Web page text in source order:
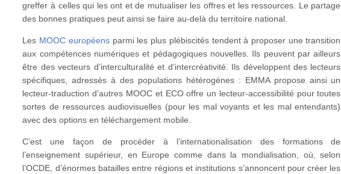
greffer à celles qui les ont et de mutualiser les offres et les ressources. Le partage
des bonnes pratiques peut ainsi se faire au-delà du territoire national.
Les MOOC européensparmi les plus plébiscités tendent à proposer une transition
aux compétences numériques et pédagogiques nouvelles. Ils peuvent par ailleurs
être des vecteurs d’interculturalité et d’intercréativité. Ils développent des lecteurs
spécifiques, adressés à des populations hétérogènes : EMMA propose ainsi un
lecteur-traduction d’autres MOOC et ECO offre un lecteur-accessibilité pour toutes
sortes de ressources audiovisuelles (pour les mal voyants et les mal entendants)
avec des options en téléchargement mobile.
C’est une façon de procéder à l’internationalisation des formations de
l’enseignement supérieur, en Europe comme dans la mondialisation, où, selon
l’OCDE, d’énormes batailles entre régions et institutions s’annoncent pour créer les